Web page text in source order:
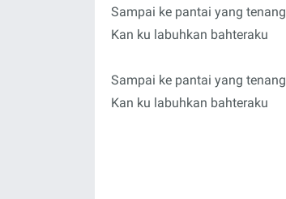
Sampai ke pantai yang tenang
Kan ku labuhkan bahteraku
Sampai ke pantai yang tenang
Kan ku labuhkan bahteraku